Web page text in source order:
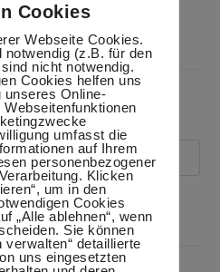
Cookies
Webseite Cookies.
notwendig (z.B. für den
nicht notwendig.
Cookies helfen uns
unseres Online-
umfasst die
auf Ihrem
personenbezogener
Klicken
um in den
Cookies
„Alle ablehnen“, wenn
Sie können
verwalten“ detaillierte
uns eingesetzten